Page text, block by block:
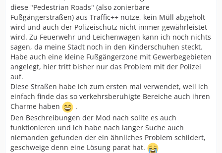
diese "Pedestrian Roads" (also zonierbare
Fußgängerstraßen) aus Traffic++ nutze, kein Müll abgeholt
wird und auch der Polizeischutz nicht immer gewährleistet
wird. Zu Feuerwehr und Leichenwagen kann ich noch nichts
sagen, da meine Stadt noch in den Kinderschuhen steckt.
Habe auch eine kleine Fußgängerzone mit Gewerbegebieten
angelegt, hier tritt bisher nur das Problem mit der Polizei
auf.
Diese Straßen habe ich zum ersten mal verwendet, weil ich
einfach finde das so verkehrsberuhigte Bereiche auch ihren
Charme haben
.
Den Beschreibungen der Mod nach sollte es auch
funktionieren und ich habe nach langer Suche auch
niemanden gefunden der ein ähnliches Problem schildert,
geschweige denn eine Lösung parat hat.